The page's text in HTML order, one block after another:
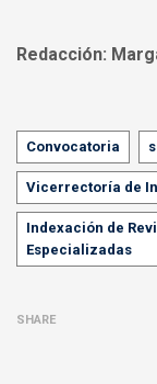
Redacción:
Tags
Convocatoria
Vicerrectoría de
Indexación de
Especializadas
SHARE